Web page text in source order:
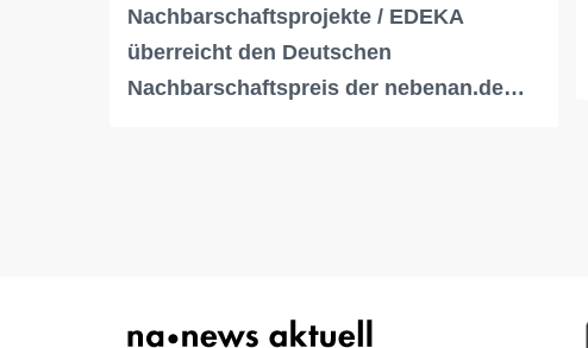
Nachbarschaftsprojekte / EDEKA
überreicht den Deutschen
Nachbarschaftspreis der nebenan.de…